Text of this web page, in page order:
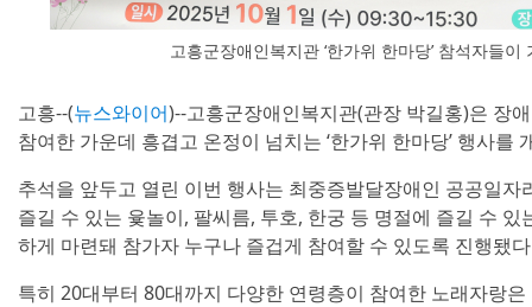
고흥군장애인복지관 ‘한가위 한마당’ 참석자들
고흥--(뉴스와이어)--고흥군장애인복지관(관장 박길홍)은 장
참여한 가운데 흥겹고 온정이 넘치는 ‘한가위 한마당’ 행사를
추석을 앞두고 열린 이번 행사는 최중증발달장애인 공공일
즐길 수 있는 윷놀이, 팔씨름, 투호, 한궁 등 명절에 즐길 수
하게 마련돼 참가자 누구나 즐겁게 참여할 수 있도록 진행됐
특히 20대부터 80대까지 다양한 연령층이 참여한 노래자랑